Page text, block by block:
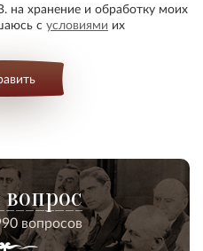
на хранение и обработку моих
с условиями их
вопрос
вопросов